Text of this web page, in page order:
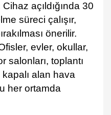
Cihaz açıldığında 30
süreci çalışır,
önerilir.
evler, okullar,
salonları, toplantı
alan hava
her ortamda